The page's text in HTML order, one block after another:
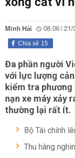
Minh Hải 08:06 |
15
Chia sẻ
Đa phần người
với lực lượng
kiểm tra
nạn xe máy xảy
thường lại rất ít.
Bộ Tài chính
Thu hàng